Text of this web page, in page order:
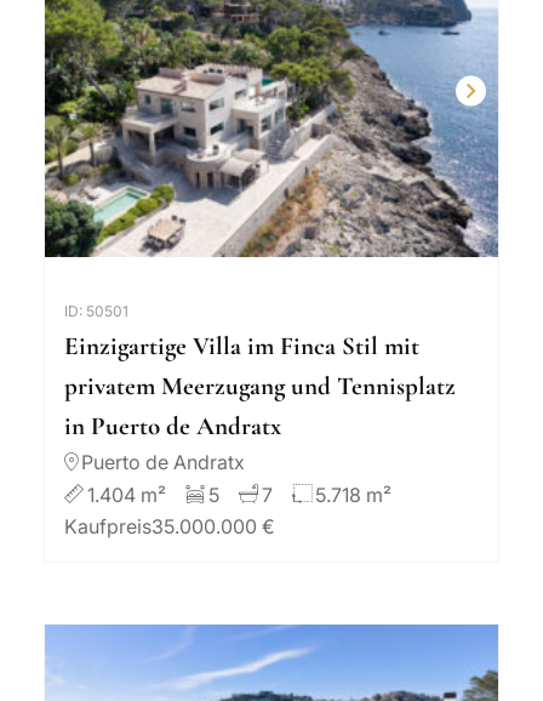
ID: 50501
Einzigartige Villa im Finca Stil mit
privatem Meerzugang und Tennisplatz
in Puerto de Andratx
Puerto de Andratx
1.404 m²
5 7
5.718 m²
Kaufpreis35.000.000 €